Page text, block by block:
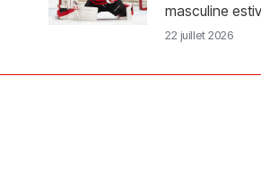
masculine
22 juillet 2026